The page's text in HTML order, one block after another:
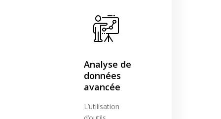
Analyse de
données
avancée
L’utilisation